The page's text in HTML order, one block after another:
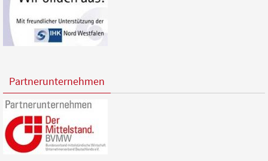
Partnerunternehmen